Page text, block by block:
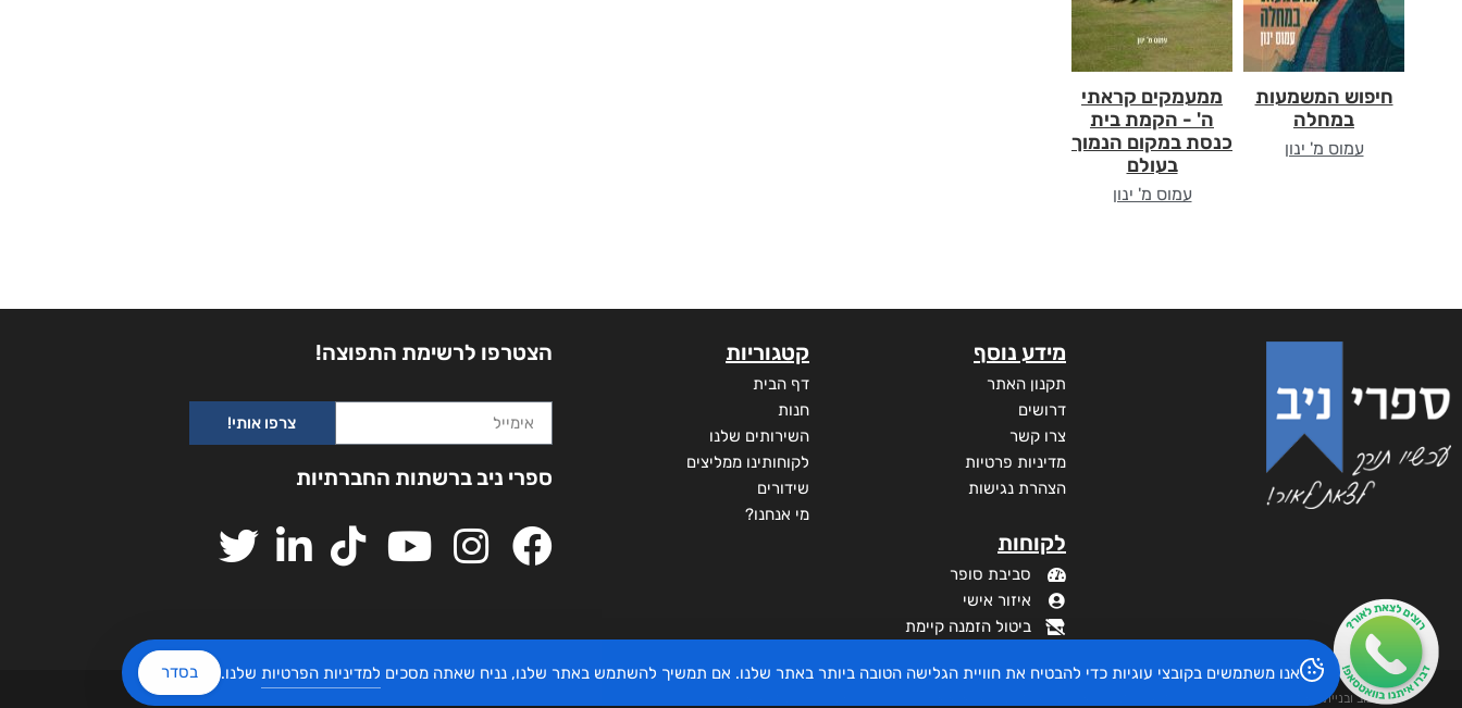
חיפוש המשמעות
במחלה
עמוס מ' ינון
ממעמקים קראתי
ה' - הקמת בית
כנסת במקום הנמוך
בעולם
עמוס מ' ינון
מידע נוסף
תקנון האתר
דרושים
צרו קשר
מדיניות פרטיות
הצהרת נגישות
לקוחות
סביבת סופר
איזור אישי
ביטול הזמנה קיימת
קטגוריות
דף הבית
חנות
השירותים שלנו
לקוחותינו ממליצים
שידורים
מי אנחנו?
הצטרפו לרשימת התפוצה!
צרפו אותי!
ספרי ניב ברשתות החברתיות
עיצוב ובניית האתר: ספרי ניב © כל הזכויות שמורות. בוקסאי טכנולוגיות בע"מ שד אבא אבן 16 הרצליה 4672534, מדינת ישראל
אנו משתמשים בקובצי עוגיות כדי להבטיח את חוויית הגלישה הטובה ביותר באתר שלנו. אם תמשיך להשתמש באתר שלנו, נניח שאתה מסכים למדיניות הפרטיות שלנו. בסדר